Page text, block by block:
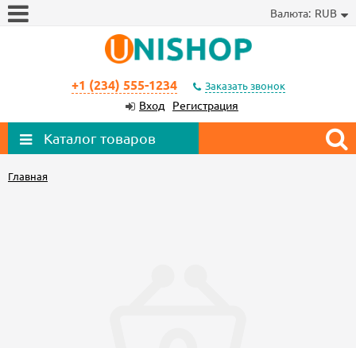
Валюта: RUB
+1 (234) 555-1234 Заказать звонок
Вход Регистрация
Каталог товаров
Главная